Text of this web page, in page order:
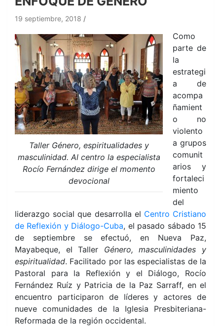
19 septiembre, 2018
Taller Género, espiritualidades y
masculinidad. Al centro la especialista
Rocío Fernández dirige el momento
devocional
Como
parte de
la
estrategi
a de
acompa
ñamient
o no
violento
a grupos
comunit
arios y
fortaleci
miento
del
liderazgo social que desarrolla el Centro Cristiano
de Reflexión y Diálogo-Cuba, el pasado sábado 15
de septiembre se efectuó, en Nueva Paz,
Mayabeque, el Taller Género, masculinidades y
espiritualidad. Facilitado por las especialistas de la
Pastoral para la Reflexión y el Diálogo, Rocío
Fernández Ruíz y Patricia de la Paz Sarraff, en el
encuentro participaron de líderes y actores de
nueve comunidades de la Iglesia Presbiteriana-
Reformada de la región occidental.